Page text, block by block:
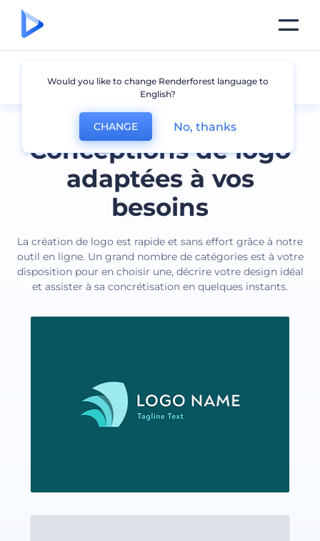
Conceptions de logo
adaptées à vos
besoins
La création de logo est rapide et sans effort grâce à notre
outil en ligne. Un grand nombre de catégories est à votre
disposition pour en choisir une, décrire votre design idéal
et assister à sa concrétisation en quelques instants.
Tous les logos
Would you like to change Renderforest language to
English?
CHANGE No, thanks